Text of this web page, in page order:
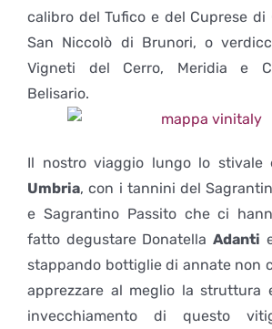
calibro del Tufico e del Cuprese di
San Niccolò di Brunori, o
Vigneti del Cerro, Meridia e
Belisario.
Il nostro viaggio lungo lo stivale
Umbria, con i tannini del
e Sagrantino Passito che ci
fatto degustare Donatella Adanti
stappando bottiglie di annate non
apprezzare al meglio la struttura
invecchiamento di questo